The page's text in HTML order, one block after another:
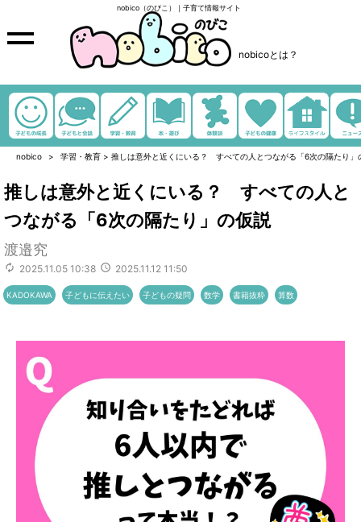
nobico（のびこ）｜子育て情報サイト
nobicoとは？
nobico 学習・教育 > 推しは意外と近くにいる？ すべての人とつながる「6次の隔たり」
推しは意外と近くにいる？ すべての人と
つながる「6次の隔たり」の仮説
渡邉究
2025.11.05 10:38 2025.11.12 11:50
KADOKAWA 子どもに伝えたい 子どもの疑問 数学 書籍抜粋 算数